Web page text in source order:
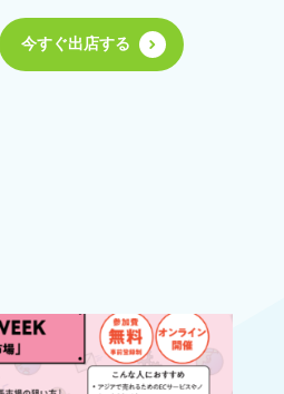
今すぐ出店する